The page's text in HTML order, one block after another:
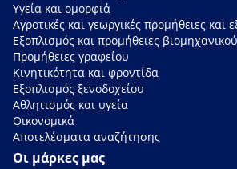
Υγεία και ομορφιά
Αγροτικές και γεωργικές προμήθειες και
Εξοπλισμός και προμήθειες
Προμήθειες γραφείου
Κινητικότητα και φροντίδα
Εξοπλισμός ξενοδοχείου
Αθλητισμός και υγεία
Οικονομικά
Αποτελέσματα αναζήτησης
Οι μάρκες μας